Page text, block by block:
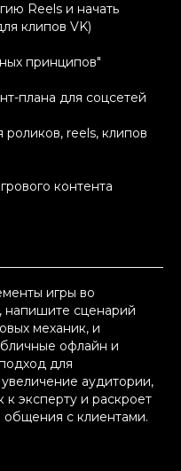
Reels и начать
клипов VK)
принципов"
плана для соцсетей
роликов, reels, клипов
контента
игры во
напишите сценарий
механик, и
офлайн и
для
аудитории,
эксперту и раскроет
общения с клиентами.